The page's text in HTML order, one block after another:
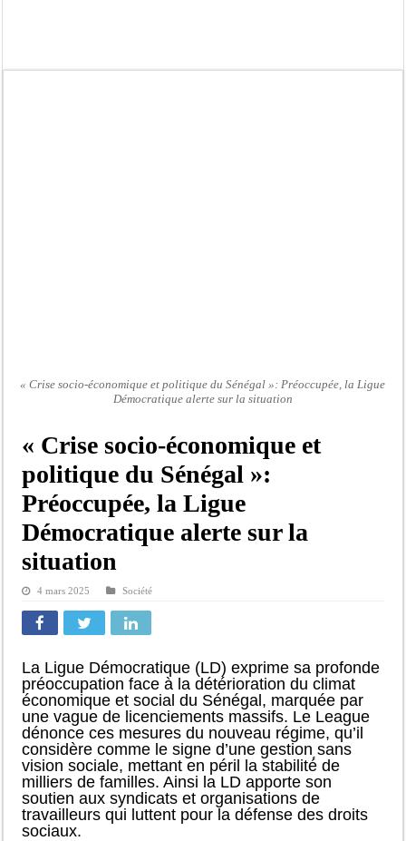
« Crise socio-économique et politique du Sénégal »: Préoccupée, la Ligue
Démocratique alerte sur la situation
« Crise socio-économique et
politique du Sénégal »:
Préoccupée, la Ligue
Démocratique alerte sur la
situation
4 mars 2025 Société
La Ligue Démocratique (LD) exprime sa profonde
préoccupation face à la détérioration du climat
économique et social du Sénégal, marquée par
une vague de licenciements massifs. Le League
dénonce ces mesures du nouveau régime, qu’il
considère comme le signe d’une gestion sans
vision sociale, mettant en péril la stabilité́ de
milliers de familles. Ainsi la LD apporte son
soutien aux syndicats et organisations de
travailleurs qui luttent pour la défense des droits
sociaux.